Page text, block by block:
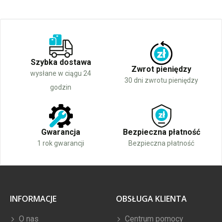
Szybka dostawa
wysłane w ciągu 24
godzin
Zwrot pieniędzy
30 dni zwrotu pieniędzy
Gwarancja
1 rok gwarancji
Bezpieczna płatność
Bezpieczna płatność
INFORMACJE
O nas
OBSŁUGA KLIENTA
Centrum pomocy